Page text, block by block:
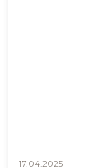
17.04.2025